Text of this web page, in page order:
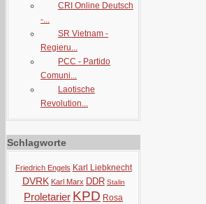
CRI Online Deutsch
-...
SR Vietnam -
Regieru...
PCC - Partido
Comuni...
Laotische
Revolution...
Schlagworte
Friedrich Engels Karl Liebknecht
DVRK Karl Marx DDR Stalin
Proletarier KPD Rosa